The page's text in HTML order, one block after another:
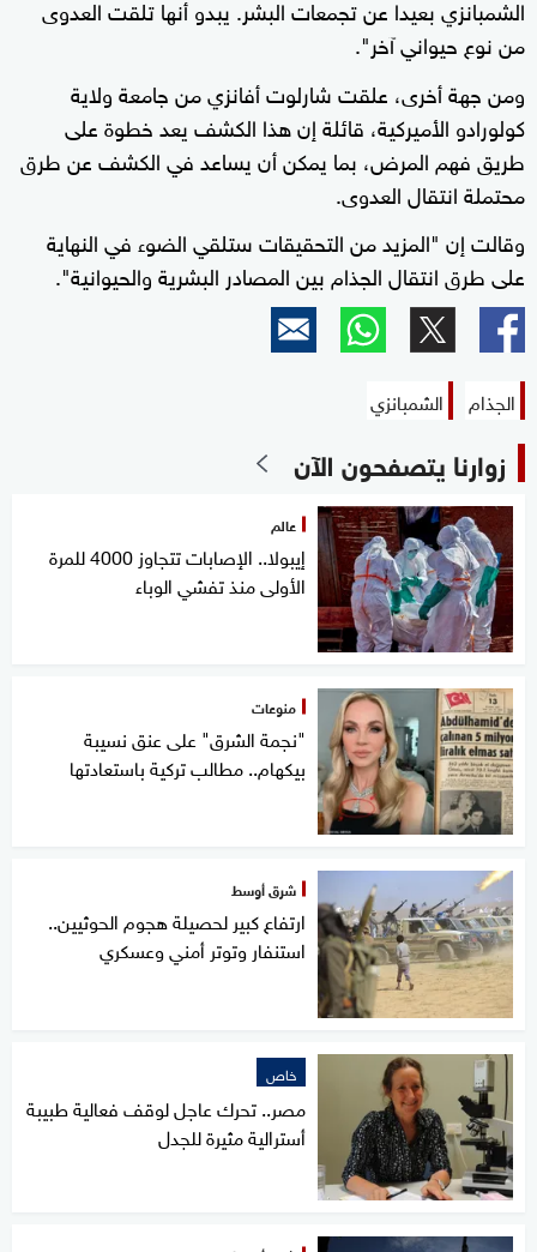
الشمبانزي بعيدا عن تجمعات البشر. يبدو أنها تلقت العدوى
من نوع حيواني آخر".
ومن جهة أخرى، علقت شارلوت أفانزي من جامعة ولاية
كولورادو الأميركية، قائلة إن هذا الكشف يعد خطوة على
طريق فهم المرض، بما يمكن أن يساعد في الكشف عن طرق
محتملة انتقال العدوى.
وقالت إن "المزيد من التحقيقات ستلقي الضوء في النهاية
على طرق انتقال الجذام بين المصادر البشرية والحيوانية".
الجذام الشمبانزي
زوارنا يتصفحون الآن
عالم
إيبولا.. الإصابات تتجاوز 4000 للمرة
الأولى منذ تفشي الوباء
منوعات
"نجمة الشرق" على عنق نسيبة
بيكهام.. مطالب تركية باستعادتها
شرق أوسط
ارتفاع كبير لحصيلة هجوم الحوثيين..
استنفار وتوتر أمني وعسكري
خاص
مصر.. تحرك عاجل لوقف فعالية طبيبة
أسترالية مثيرة للجدل